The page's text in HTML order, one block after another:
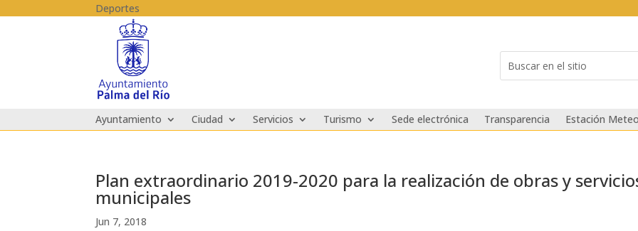
Deportes
for...
Ayuntamiento Ciudad Servicios Turismo Sede electrónica Transparencia Estación
Plan extraordinario 2019-2020 para la realización de obras y
municipales
Jun 7, 2018